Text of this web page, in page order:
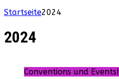
Startseite2024
2024
Conventions und Events!